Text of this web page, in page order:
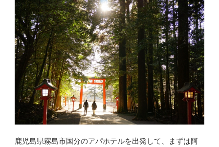
鹿児島県霧島市国分のアパホテルを出発して、まずは阿